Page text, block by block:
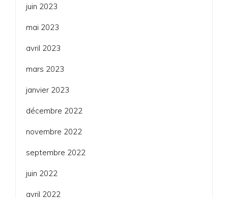
juin 2023
mai 2023
avril 2023
mars 2023
janvier 2023
décembre 2022
novembre 2022
septembre 2022
juin 2022
avril 2022